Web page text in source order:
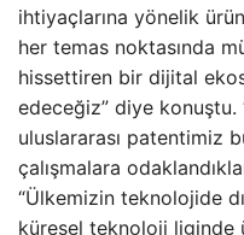
ihtiyaçlarına yönelik
her temas noktasında
hissettiren bir dijital
edeceğiz” diye konuştu.
uluslararası patentimiz
çalışmalara
“Ülkemizin teknolojide
küresel teknoloji liginde